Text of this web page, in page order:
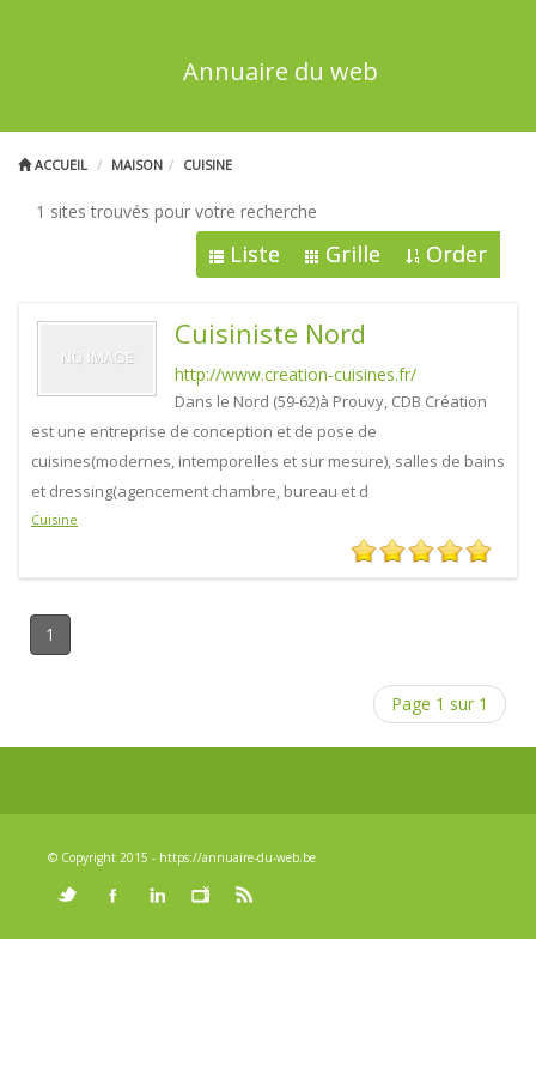
Annuaire du web
ACCUEIL MAISON CUISINE
1 sites trouvés pour votre recherche
Liste Grille Order
Cuisiniste Nord
http://www.creation-cuisines.fr/
Dans le Nord (59-62)à Prouvy, CDB Création
est une entreprise de conception et de pose de
cuisines(modernes, intemporelles et sur mesure), salles de bains
et dressing(agencement chambre, bureau et d
Cuisine
1
Page 1 sur 1
© Copyright 2015 - https://annuaire-du-web.be